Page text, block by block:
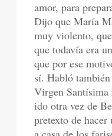
amor, para
Dijo que María
muy violento,
que todavía era
que por ese
sí. Habló
Virgen Santísima
ido otra vez de
pretexto de